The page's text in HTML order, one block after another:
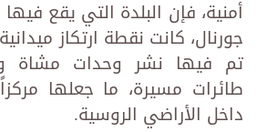
أمنية، فإن البلدة التي يقع
جورنال، كانت نقطة ارتكاز
تم فيها نشر وحدات مشاة
طائرات مسيرة، ما جعلها
داخل الأراضي الروسية.